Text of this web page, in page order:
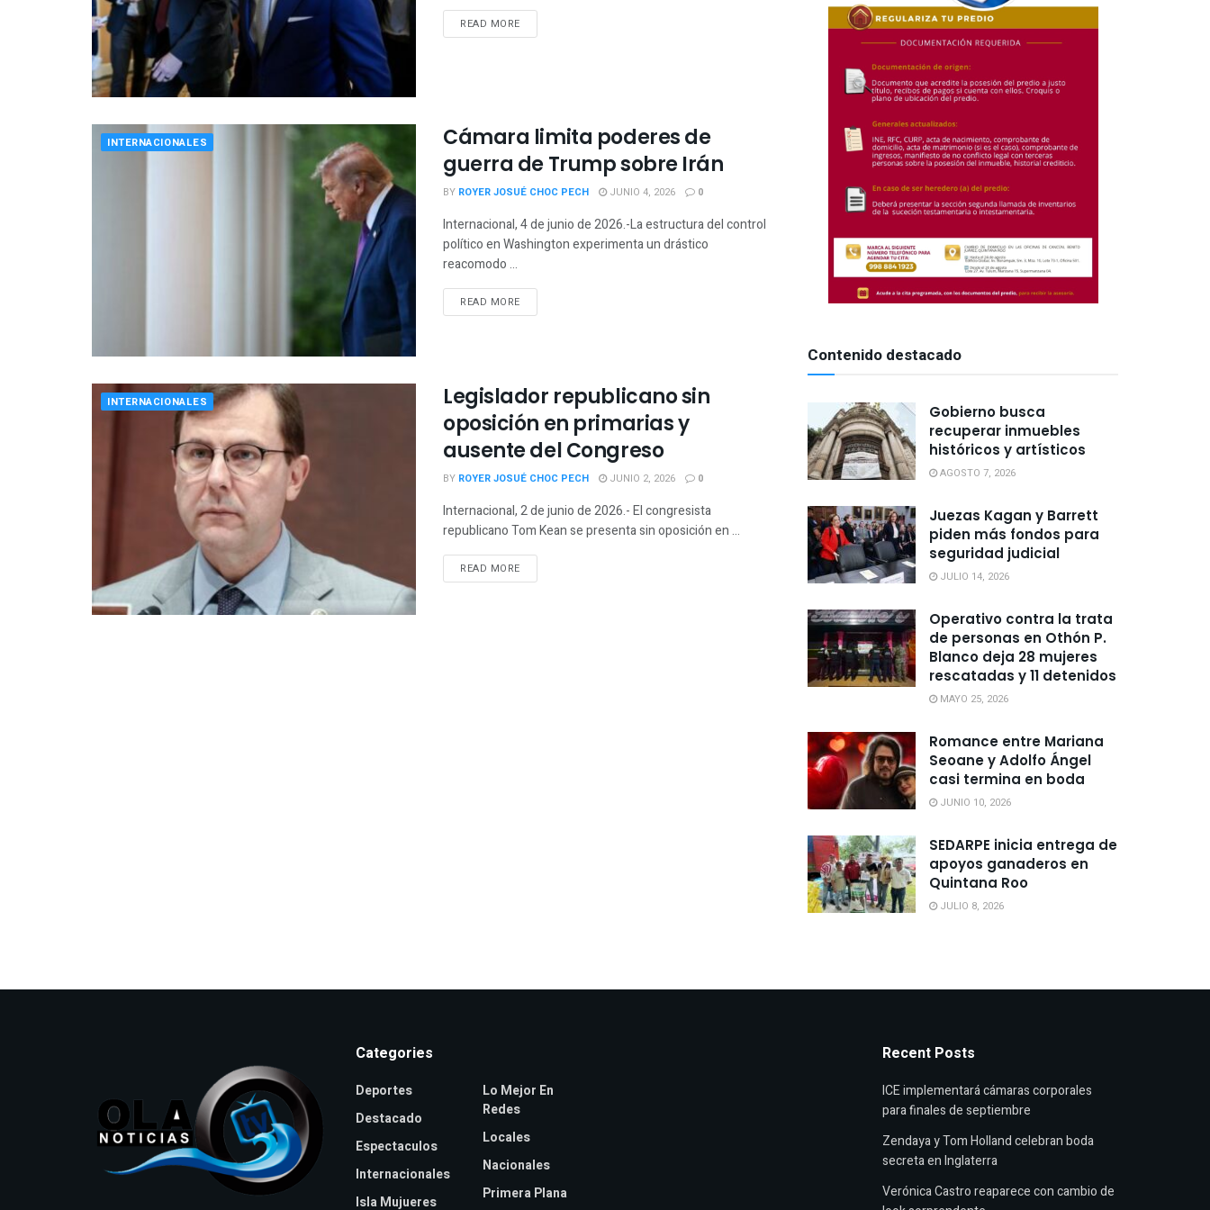
READ MORE
INTERNACIONALES
Cámara limita poderes de
guerra de Trump sobre Irán
BY ROYER JOSUÉ CHOC PECH JUNIO 4, 2026 0
Internacional, 4 de junio de 2026.-La estructura del control
político en Washington experimenta un drástico
reacomodo ...
READ MORE
INTERNACIONALES
Legislador republicano sin
oposición en primarias y
ausente del Congreso
BY ROYER JOSUÉ CHOC PECH JUNIO 2, 2026 0
Internacional, 2 de junio de 2026.- El congresista
republicano Tom Kean se presenta sin oposición en ...
READ MORE
Contenido destacado
Gobierno busca
recuperar inmuebles
históricos y artísticos
AGOSTO 7, 2026
Juezas Kagan y Barrett
piden más fondos para
seguridad judicial
JULIO 14, 2026
Operativo contra la trata
de personas en Othón P.
Blanco deja 28 mujeres
rescatadas y 11 detenidos
MAYO 25, 2026
Romance entre Mariana
Seoane y Adolfo Ángel
casi termina en boda
JUNIO 10, 2026
SEDARPE inicia entrega de
apoyos ganaderos en
Quintana Roo
JULIO 8, 2026
Categories
Deportes
Destacado
Espectaculos
Internacionales
Isla Mujueres
Lo Mejor En
Redes
Locales
Nacionales
Primera Plana
Recent Posts
ICE implementará cámaras corporales
para finales de septiembre
Zendaya y Tom Holland celebran boda
secreta en Inglaterra
Verónica Castro reaparece con cambio de